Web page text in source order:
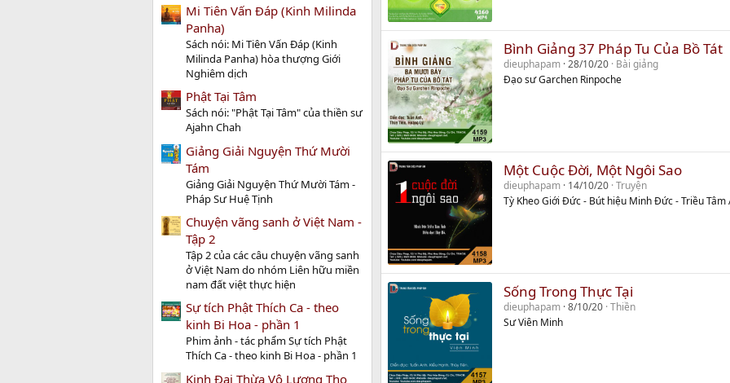
Mi Tiên Vấn Ðáp (Kinh Milinda
Panha)
Sách nói: Mi Tiên Vấn Ðáp (Kinh
Milinda Panha) hòa thượng Giới
Nghiêm dịch
Phật Tại Tâm
Sách nói: "Phật Tại Tâm" của thiền sư
Ajahn Chah
Giảng Giải Nguyện Thứ Mười
Tám
Giảng Giải Nguyện Thứ Mười Tám -
Pháp Sư Huệ Tịnh
Chuyện vãng sanh ở Việt Nam -
Tập 2
Tập 2 của các câu chuyện vãng sanh
ở Việt Nam do nhóm Liên hữu miền
nam đất việt thực hiện
Sự tích Phật Thích Ca - theo
kinh Bi Hoa - phần 1
Phim ảnh - tác phẩm Sự tích Phật
Thích Ca - theo kinh Bi Hoa - phần 1
Kinh Đại Thừa Vô Lượng Thọ
Bình Giảng 37 Pháp Tu Của Bồ Tát
dieuphapam 28/10/20 Bài giảng
Đạo sư Garchen Rinpoche
Một Cuộc Đời, Một Ngôi Sao
dieuphapam 14/10/20 Truyện
Tỳ Kheo Giới Đức - Bút hiệu Minh Đức - Triều Tâm
Sống Trong Thực Tại
dieuphapam 8/10/20 Thiền
Sư Viên Minh